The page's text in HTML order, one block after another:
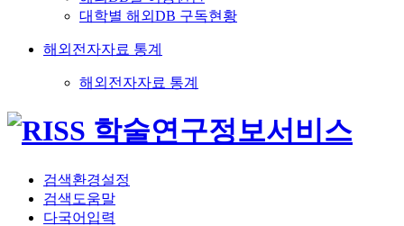
대학별 해외DB 구독현황
해외전자자료 통계
해외전자자료 통계
검색환경설정
검색도움말
다국어입력